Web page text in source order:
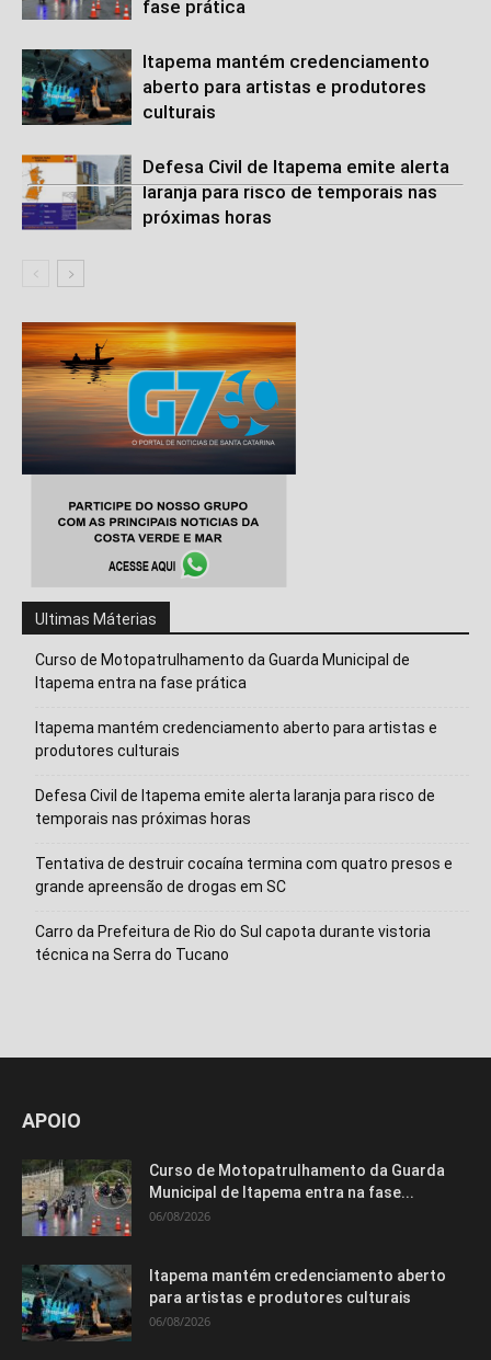
fase prática
Itapema mantém credenciamento
aberto para artistas e produtores
culturais
Defesa Civil de Itapema emite alerta
laranja para risco de temporais nas
próximas horas
Ultimas Máterias
Curso de Motopatrulhamento da Guarda Municipal de
Itapema entra na fase prática
Itapema mantém credenciamento aberto para artistas e
produtores culturais
Defesa Civil de Itapema emite alerta laranja para risco de
temporais nas próximas horas
Tentativa de destruir cocaína termina com quatro presos e
grande apreensão de drogas em SC
Carro da Prefeitura de Rio do Sul capota durante vistoria
técnica na Serra do Tucano
APOIO
Curso de Motopatrulhamento da Guarda
Municipal de Itapema entra na fase...
06/08/2026
Itapema mantém credenciamento aberto
para artistas e produtores culturais
06/08/2026